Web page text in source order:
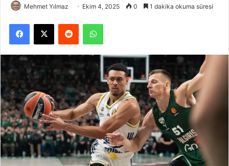
Mehmet Yılmaz Ekim 4, 2025 0 1 dakika okuma süresi
Facebook
X Reddit WhatsApp